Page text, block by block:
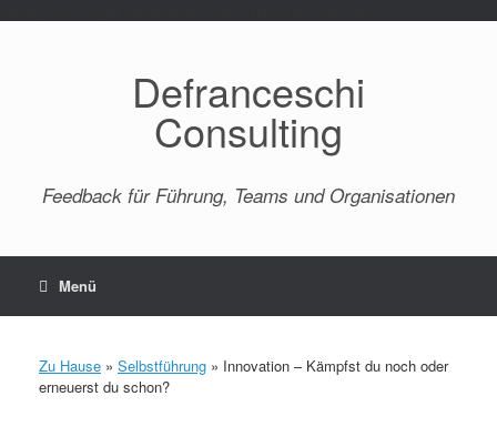
Defranceschi
Consulting
Feedback für Führung, Teams und Organisationen
Menü
Zu Hause » Selbstführung » Innovation – Kämpfst du noch oder
erneuerst du schon?